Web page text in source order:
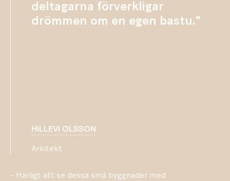
deltagarna förverkligar
drömmen om en egen bastu."
HILLEVI OLSSON
Arkitekt
- Härligt att se dessa små byggnader med